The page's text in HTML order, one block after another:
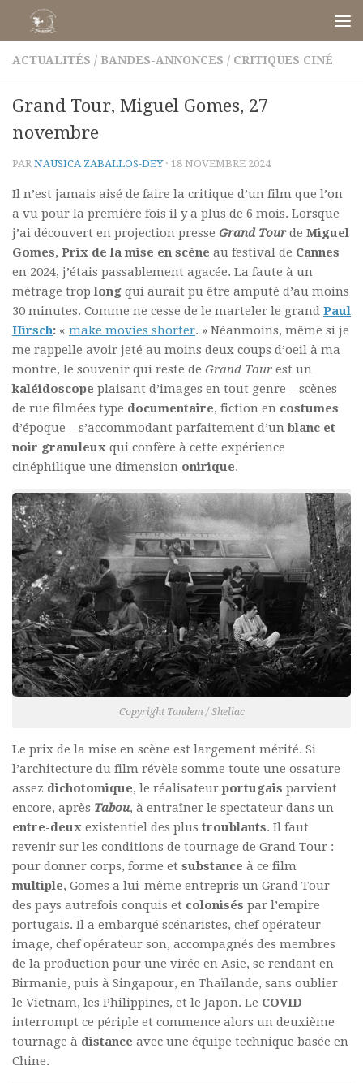
Skip to content
ACTUALITÉS / BANDES-ANNONCES / CRITIQUES CINÉ
Grand Tour, Miguel Gomes, 27
novembre
PAR NAUSICA ZABALLOS-DEY · 18 NOVEMBRE 2024
Il n’est jamais aisé de faire la critique d’un film que l’on
a vu pour la première fois il y a plus de 6 mois. Lorsque
j’ai découvert en projection presse Grand Tourde Miguel
Gomes, Prix de la mise en scène au festival de Cannes
en 2024, j’étais passablement agacée. La faute à un
métrage troplong qui aurait pu être amputé d’au moins
30 minutes. Comme ne cesse de le marteler le grand Paul
Hirsch: « make movies shorter. » Néanmoins, même si je
me rappelle avoir jeté au moins deux coups d’oeil à ma
montre, le souvenir qui reste de Grand Tour est un
kaléidoscope plaisant d’images en tout genre – scènes
de rue filmées type documentaire, fiction en costumes
d’époque – s’accommodant parfaitement d’unblanc et
noir granuleux qui confère à cette expérience
cinéphilique une dimension onirique.
Copyright Tandem / Shellac
Le prix de la mise en scène est largement mérité. Si
l’architecture du film révèle somme toute une ossature
assez dichotomique, le réalisateur portugais parvient
encore, après Tabou, à entraîner le spectateur dans un
entre-deux existentiel des plus troublants. Il faut
revenir sur les conditions de tournage de Grand Tour :
pour donner corps, forme et substance à ce film
multiple, Gomes a lui-même entrepris un Grand Tour
des pays autrefois conquis et colonisés par l’empire
portugais. Il a embarqué scénaristes, chef opérateur
image, chef opérateur son, accompagnés des membres
de la production pour une virée en Asie, se rendant en
Birmanie, puis à Singapour, en Thaïlande, sans oublier
le Vietnam, les Philippines, et le Japon. Le COVID
interrompt ce périple et commence alors un deuxième
tournage à distance avec une équipe technique basée en
Chine.